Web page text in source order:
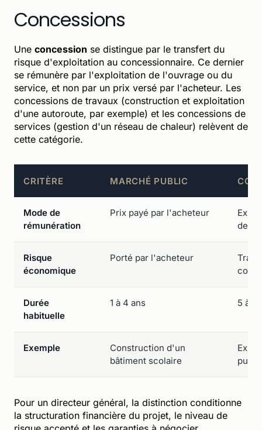
Concessions
Une concession se distingue par le transfert du
risque d'exploitation au concessionnaire. Ce dernier
se rémunère par l'exploitation de l'ouvrage ou du
service, et non par un prix versé par l'acheteur. Les
concessions de travaux (construction et exploitation
d'une autoroute, par exemple) et les concessions de
services (gestion d'un réseau de chaleur) relèvent de
cette catégorie.
CRITÈRE MARCHÉ PUBLIC
Mode de
rémunération
Prix payé par l'acheteur
de
Risque
économique
Porté par l'acheteur
Durée
habituelle
1 à 4 ans 5 à
Exemple
Construction d'un
bâtiment scolaire
Pour un directeur général, la distinction conditionne
la structuration financière du projet, le niveau de